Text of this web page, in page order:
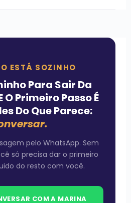
ESTÁ SOZINHO
Para Sair Da
O Primeiro Passo É
Do Que Parece:
pelo WhatsApp. Sem
só precisa dar o primeiro
do resto com você.
COM A MARINA